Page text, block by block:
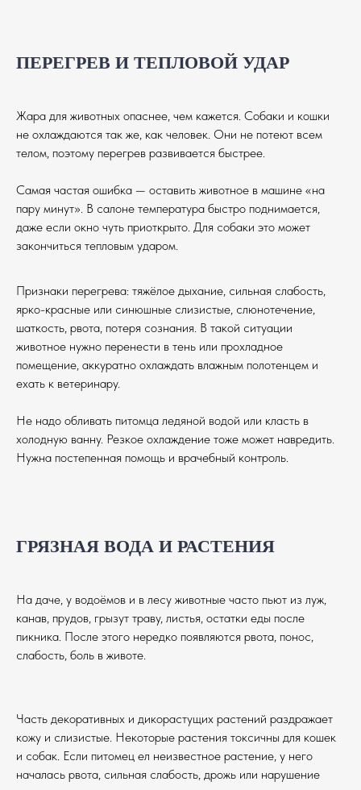
ПЕРЕГРЕВ И ТЕПЛОВОЙ УДАР
Жара для животных опаснее, чем кажется. Собаки и кошки
не охлаждаются так же, как человек. Они не потеют всем
телом, поэтому перегрев развивается быстрее.
Самая частая ошибка — оставить животное в машине «на
пару минут». В салоне температура быстро поднимается,
даже если окно чуть приоткрыто. Для собаки это может
закончиться тепловым ударом.
Признаки перегрева: тяжёлое дыхание, сильная слабость,
ярко-красные или синюшные слизистые, слюнотечение,
шаткость, рвота, потеря сознания. В такой ситуации
животное нужно перенести в тень или прохладное
помещение, аккуратно охлаждать влажным полотенцем и
ехать к ветеринару.
Не надо обливать питомца ледяной водой или класть в
холодную ванну. Резкое охлаждение тоже может навредить.
Нужна постепенная помощь и врачебный контроль.
ГРЯЗНАЯ ВОДА И РАСТЕНИЯ
На даче, у водоёмов и в лесу животные часто пьют из луж,
канав, прудов, грызут траву, листья, остатки еды после
пикника. После этого нередко появляются рвота, понос,
слабость, боль в животе.
Часть декоративных и дикорастущих растений раздражает
кожу и слизистые. Некоторые растения токсичны для кошек
и собак. Если питомец ел неизвестное растение, у него
началась рвота, сильная слабость, дрожь или нарушение
просто место, где живут животные. Это
рады помощи волонтёров — без вас нам
не справиться!
Необходимость той или иной помощи,
нужды можно уточнить по телефону или
написав whatsapp.
КАК ВЫ МОЖЕТЕ
ДОСТАВКА КОРМОВ И ВЕЩЕЙ
Нам регулярно требуются перевозки:
кормов и медикаментов (из
зоомагазинов, аптек, складов);
передача помощи от неравнодушных
доставка животных в клинику и
Если у вас есть автомобиль и немного
свободного времени — вы уже наш герой!
снять стресс у животных;
подарить им немного радости и
общения с человеком.
Даже 1 час в неделю имеет значение.
УХОД И ПОМОЩЬ В ПРИЮТЕ
помочь в постройке (ремонте )
вольеров и обустройстве площадок
для социализации собак
помочь в приобретении, настройке
оборудования для содержания и